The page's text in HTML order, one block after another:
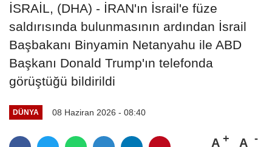
İSRAİL, (DHA) - İRAN'ın İsrail'e füze
saldırısında bulunmasının ardından İsrail
Başbakanı Binyamin Netanyahu ile ABD
Başkanı Donald Trump'ın telefonda
görüştüğü bildirildi
DÜNYA 08 Haziran 2026 - 08:40
A A